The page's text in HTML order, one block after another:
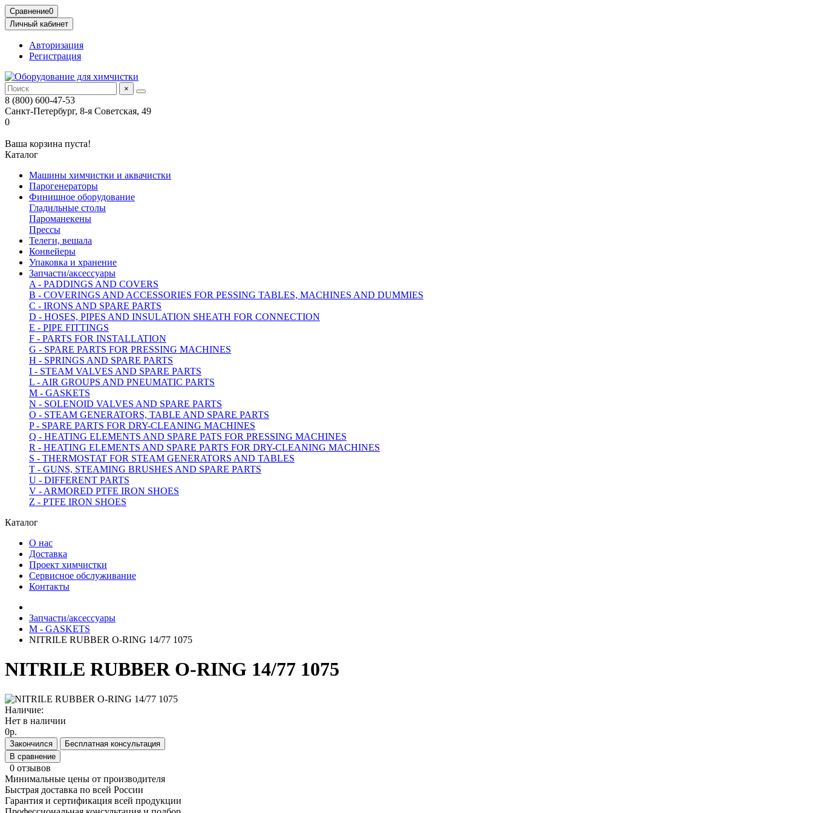
Сравнение0
Личный кабинет
Авторизация
Регистрация
×
8 (800) 600-47-53
Санкт-Петербург, 8-я Советская, 49
0
Ваша корзина пуста!
Каталог
Машины химчистки и аквачистки
Парогенераторы
Финишное оборудование
Гладильные столы
Пароманекены
Прессы
Телеги, вешала
Конвейеры
Упаковка и хранение
Запчасти/аксессуары
A - PADDINGS AND COVERS
B - COVERINGS AND ACCESSORIES FOR PESSING TABLES, MACHINES AND DUMMIES
C - IRONS AND SPARE PARTS
D - HOSES, PIPES AND INSULATION SHEATH FOR CONNECTION
E - PIPE FITTINGS
F - PARTS FOR INSTALLATION
G - SPARE PARTS FOR PRESSING MACHINES
H - SPRINGS AND SPARE PARTS
I - STEAM VALVES AND SPARE PARTS
L - AIR GROUPS AND PNEUMATIC PARTS
M - GASKETS
N - SOLENOID VALVES AND SPARE PARTS
O - STEAM GENERATORS, TABLE AND SPARE PARTS
P - SPARE PARTS FOR DRY-CLEANING MACHINES
Q - HEATING ELEMENTS AND SPARE PATS FOR PRESSING MACHINES
R - HEATING ELEMENTS AND SPARE PARTS FOR DRY-CLEANING MACHINES
S - THERMOSTAT FOR STEAM GENERATORS AND TABLES
T - GUNS, STEAMING BRUSHES AND SPARE PARTS
U - DIFFERENT PARTS
V - ARMORED PTFE IRON SHOES
Z - PTFE IRON SHOES
Каталог
О нас
Доставка
Проект химчистки
Сервисное обслуживание
Контакты
Запчасти/аксессуары
M - GASKETS
NITRILE RUBBER O-RING 14/77 1075
NITRILE RUBBER O-RING 14/77 1075
Наличие:
Нет в наличии
0р.
Закончился
Бесплатная консультация
В сравнение
0 отзывов
Минимальные цены от производителя
Быстрая доставка по всей России
Гарантия и сертификация всей продукции